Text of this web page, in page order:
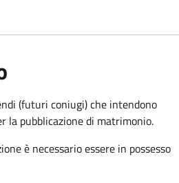
(futuri coniugi) che intendono
la pubblicazione di matrimonio.
è necessario essere in possesso